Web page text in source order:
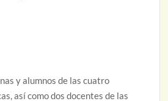
y alumnos de las cuatro
así como dos docentes de las